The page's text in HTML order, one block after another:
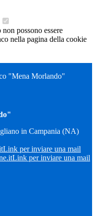
possono essere
nella pagina della cookie
"Mena Morlando"
in Campania (NA)
Link per inviare una mail
Link per inviare una mail